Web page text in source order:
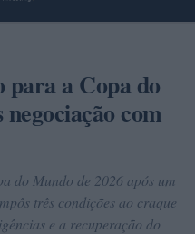
para a Copa do
com
do Mundo de 2026 após um
três condições ao craque
e a recuperação do